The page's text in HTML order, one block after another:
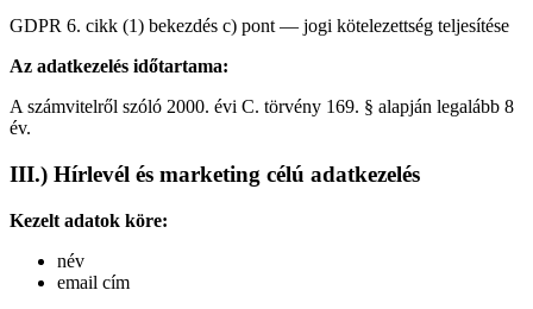
GDPR 6. cikk (1) bekezdés c) pont — jogi kötelezettség teljesítése
Az adatkezelés időtartama:
A számvitelről szóló 2000. évi C. törvény 169. § alapján legalább 8
év.
III.) Hírlevél és marketing célú adatkezelés
Kezelt adatok köre:
név
email cím